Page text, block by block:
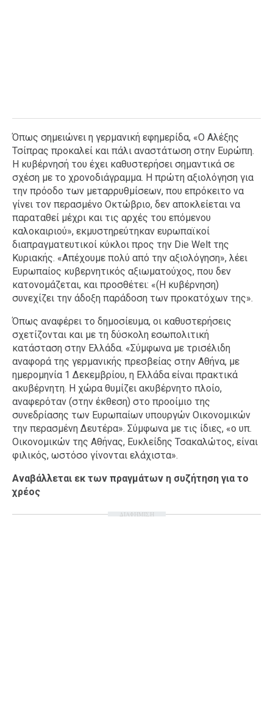
Όπως σημειώνει η γερμανική εφημερίδα, «Ο Αλέξης
Τσίπρας προκαλεί και πάλι αναστάτωση στην Ευρώπη.
Η κυβέρνησή του έχει καθυστερήσει σημαντικά σε
σχέση με το χρονοδιάγραμμα. Η πρώτη αξιολόγηση για
την πρόοδο των μεταρρυθμίσεων, που επρόκειτο να
γίνει τον περασμένο Οκτώβριο, δεν αποκλείεται να
παραταθεί μέχρι και τις αρχές του επόμενου
καλοκαιριού», εκμυστηρεύτηκαν ευρωπαϊκοί
διαπραγματευτικοί κύκλοι προς την Die Welt της
Κυριακής. «Απέχουμε πολύ από την αξιολόγηση», λέει
Ευρωπαίος κυβερνητικός αξιωματούχος, που δεν
κατονομάζεται, και προσθέτει: «(Η κυβέρνηση)
συνεχίζει την άδοξη παράδοση των προκατόχων της».
Όπως αναφέρει το δημοσίευμα, οι καθυστερήσεις
σχετίζονται και με τη δύσκολη εσωπολιτική
κατάσταση στην Ελλάδα. «Σύμφωνα με τρισέλιδη
αναφορά της γερμανικής πρεσβείας στην Αθήνα, με
ημερομηνία 1 Δεκεμβρίου, η Ελλάδα είναι πρακτικά
ακυβέρνητη. Η χώρα θυμίζει ακυβέρνητο πλοίο,
αναφερόταν (στην έκθεση) στο προοίμιο της
συνεδρίασης των Ευρωπαίων υπουργών Οικονομικών
την περασμένη Δευτέρα». Σύμφωνα με τις ίδιες, «ο υπ.
Οικονομικών της Αθήνας, Ευκλείδης Τσακαλώτος, είναι
φιλικός, ωστόσο γίνονται ελάχιστα».
Αναβάλλεται εκ των πραγμάτων η συζήτηση για το
χρέος
ΔΙΑΦΗΜΙΣΗ